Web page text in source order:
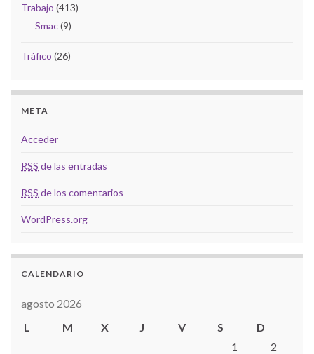
Trabajo (413)
Smac(9)
Tráfico (26)
META
Acceder
RSS de las entradas
RSS de los comentarios
WordPress.org
CALENDARIO
agosto 2026
L
M X J V S D
1
2